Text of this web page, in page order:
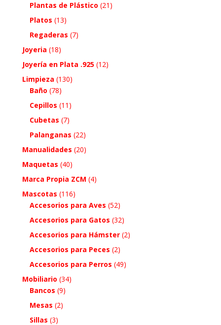
Plantas de Plástico (21)
Platos (13)
Regaderas (7)
Joyeria (18)
Joyería en Plata .925 (12)
Limpieza (130)
Baño (78)
Cepillos (11)
Cubetas (7)
Palanganas (22)
Manualidades (20)
Maquetas (40)
Marca Propia ZCM (4)
Mascotas (116)
Accesorios para Aves (52)
Accesorios para Gatos (32)
Accesorios para Hámster (2)
Accesorios para Peces (2)
Accesorios para Perros (49)
Mobiliario (34)
Bancos (9)
Mesas (2)
Sillas (3)